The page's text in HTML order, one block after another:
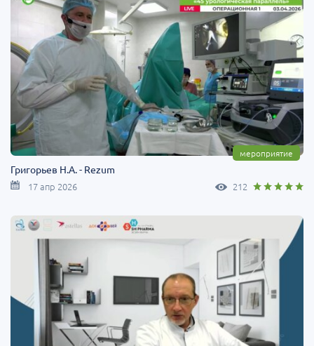
мероприятие
Григорьев Н.А. - Rezum
17 апр 2026 212